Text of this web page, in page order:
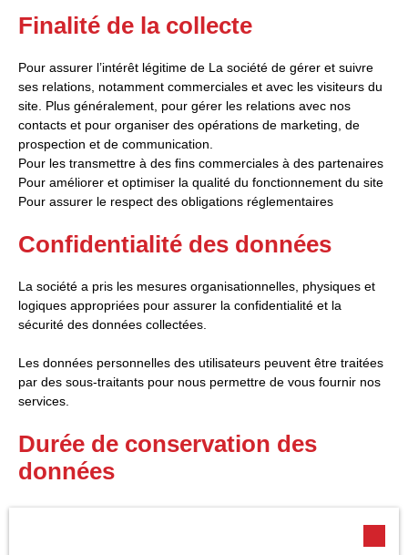
Finalité de la collecte
Pour assurer l’intérêt légitime de La société de gérer et suivre
ses relations, notamment commerciales et avec les visiteurs du
site. Plus généralement, pour gérer les relations avec nos
contacts et pour organiser des opérations de marketing, de
prospection et de communication.
Pour les transmettre à des fins commerciales à des partenaires
Pour améliorer et optimiser la qualité du fonctionnement du site
Pour assurer le respect des obligations réglementaires
Confidentialité des données
La société a pris les mesures organisationnelles, physiques et
logiques appropriées pour assurer la confidentialité et la
sécurité des données collectées.
Les données personnelles des utilisateurs peuvent être traitées
par des sous-traitants pour nous permettre de vous fournir nos
services.
Durée de conservation des
données
Nous conservons vos données uniquement le temps nécessaire